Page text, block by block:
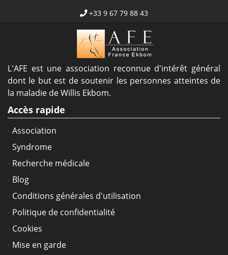
+33 9 67 79 88 43
L'AFE est une association reconnue d'intérêt général
dont le but est de soutenir les personnes atteintes de
la maladie de Willis Ekbom.
Accès rapide
Association
Syndrome
Recherche médicale
Blog
Conditions générales d'utilisation
Politique de confidentialité
Cookies
Mise en garde